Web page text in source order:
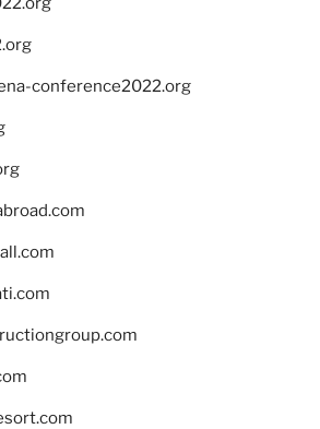
conference2022.org